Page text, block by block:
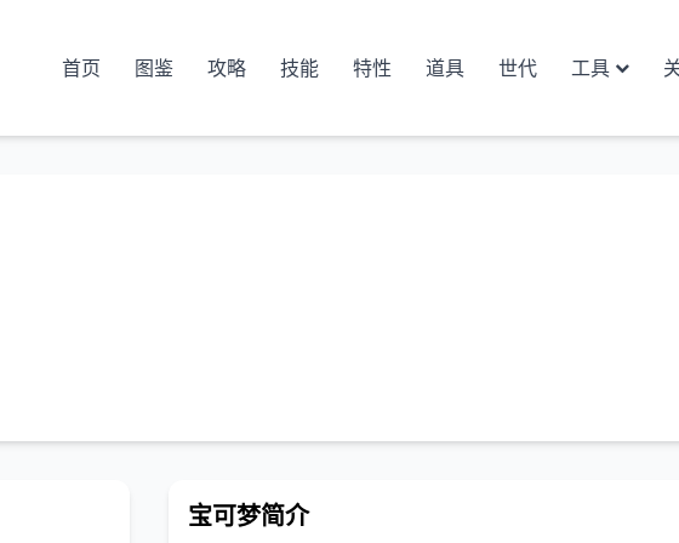
首页 图鉴 攻略 技能 特性 道具 世代 工具
宝可梦简介